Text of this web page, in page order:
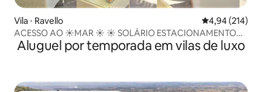
Vila ⋅ Ravello 4,94 de uma
4,94 (214)
ACESSO AO ☀️MAR ☀️ ☀️ SOLÁRIO ESTACIONAMENTO
RAVELLO SEASIDE
Aluguel por temporada em vilas de luxo